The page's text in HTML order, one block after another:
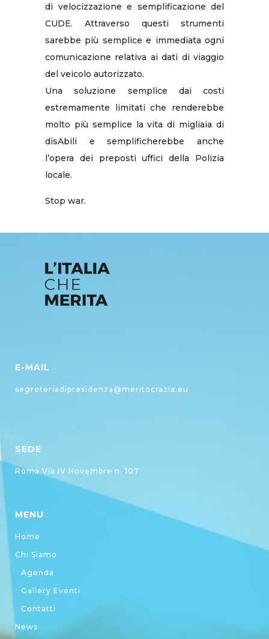
di velocizzazione e semplificazione del
CUDE. Attraverso questi strumenti
sarebbe più semplice e immediata ogni
comunicazione relativa ai dati di viaggio
del veicolo autorizzato.
Una soluzione semplice dai costi
estremamente limitati che renderebbe
molto più semplice la vita di migliaia di
disAbili e semplificherebbe anche
l’opera dei preposti uffici della Polizia
locale.
Stop war.
E-MAIL
segreteriadipresidenza@meritocrazia.eu
SEDE
Roma Via IV Novembre n. 107
MENU
Home
Chi Siamo
Agenda
Gallery Eventi
Contatti
News